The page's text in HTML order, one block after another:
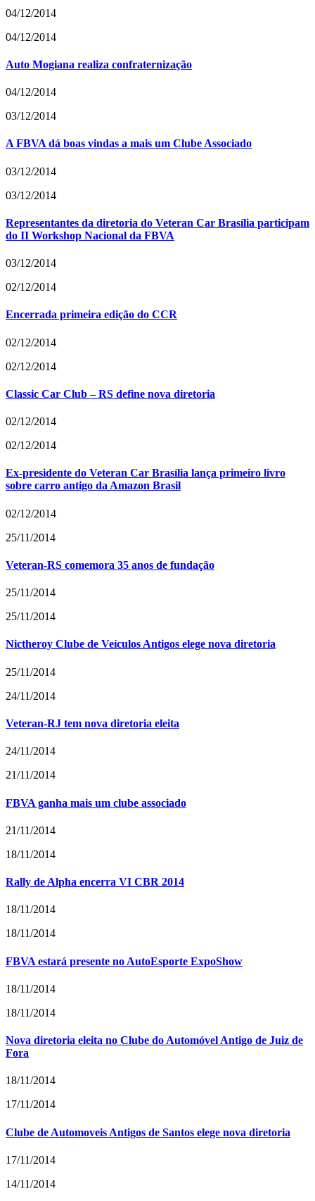
04/12/2014
04/12/2014
Auto Mogiana realiza confraternização
04/12/2014
03/12/2014
A FBVA dá boas vindas a mais um Clube Associado
03/12/2014
03/12/2014
Representantes da diretoria do Veteran Car Brasília participam
do II Workshop Nacional da FBVA
03/12/2014
02/12/2014
Encerrada primeira edição do CCR
02/12/2014
02/12/2014
Classic Car Club – RS define nova diretoria
02/12/2014
02/12/2014
Ex-presidente do Veteran Car Brasília lança primeiro livro
sobre carro antigo da Amazon Brasil
02/12/2014
25/11/2014
Veteran-RS comemora 35 anos de fundação
25/11/2014
25/11/2014
Nictheroy Clube de Veículos Antigos elege nova diretoria
25/11/2014
24/11/2014
Veteran-RJ tem nova diretoria eleita
24/11/2014
21/11/2014
FBVA ganha mais um clube associado
21/11/2014
18/11/2014
Rally de Alpha encerra VI CBR 2014
18/11/2014
18/11/2014
FBVA estará presente no AutoEsporte ExpoShow
18/11/2014
18/11/2014
Nova diretoria eleita no Clube do Automóvel Antigo de Juiz de
Fora
18/11/2014
17/11/2014
Clube de Automoveis Antigos de Santos elege nova diretoria
17/11/2014
14/11/2014